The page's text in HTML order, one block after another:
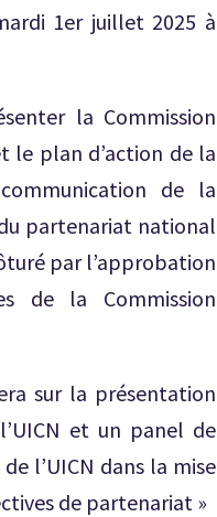
1er juillet 2025 à
la Commission
le plan d’action de la
de la
partenariat national
par l’approbation
de la Commission
sur la présentation
et un panel de
l’UICN dans la mise
de partenariat »